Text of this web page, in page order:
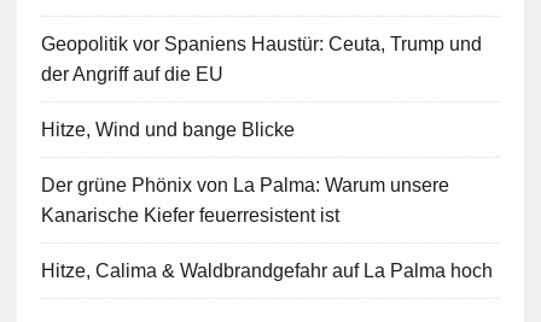
Geopolitik vor Spaniens Haustür: Ceuta, Trump und
der Angriff auf die EU
Hitze, Wind und bange Blicke
Der grüne Phönix von La Palma: Warum unsere
Kanarische Kiefer feuerresistent ist
Hitze, Calima & Waldbrandgefahr auf La Palma hoch